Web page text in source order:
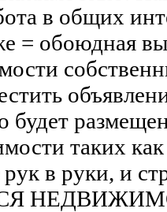
в общих
= обоюдная
будет
таких
в руки, и
"ВСЯ